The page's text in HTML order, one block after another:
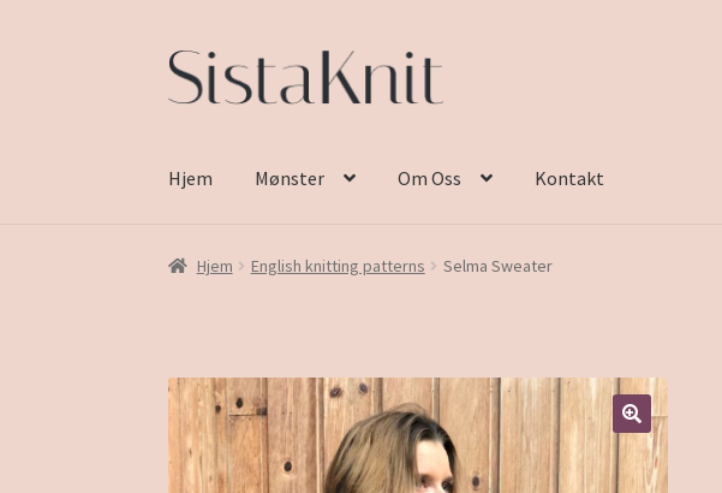
Hopp
til
Hopp
til
Hjem Mønster Om Oss Kontakt
Hjem English knitting patterns Selma Sweater